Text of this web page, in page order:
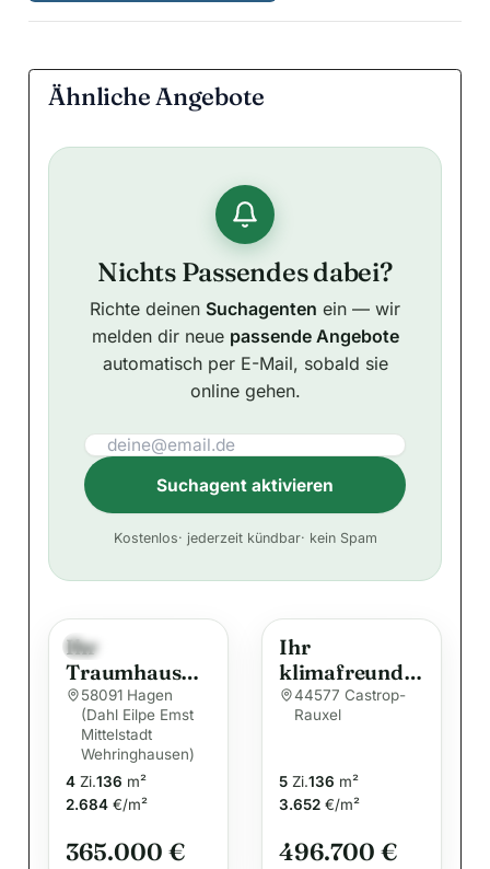
Ähnliche Angebote
Nichts Passendes dabei?
Richte deinen Suchagenten ein — wir
melden dir neue passende Angebote
automatisch per E-Mail, sobald sie
online gehen.
Suchagent aktivieren
t
Kostenlos· jederzeit kündbar· kein Spam
Neu
Ihr
Traumhaus
von allkauf –
Individuell
geplant,
nachhaltig
gebaut
58091 Hagen
(Dahl Eilpe Emst
Mittelstadt
Wehringhausen)
4 Zi.136 m²
2.684 €/m²
365.000 €
Ihr
klimafreundli
ches
Traumhaus
wohlfühlen
44577 Castrop-
Rauxel
5 Zi.136 m²
3.652 €/m²
496.700 €